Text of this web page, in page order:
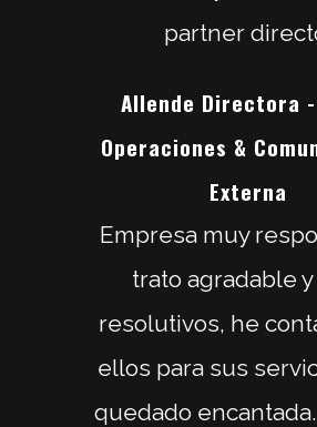
partner
Allende Directora
Operaciones &
Externa
Empresa muy
trato agradable
resolutivos, he
ellos para sus
quedado